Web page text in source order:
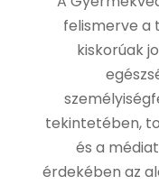
felismerve a
kiskorúak
tekintetében,
és a
érdekében az